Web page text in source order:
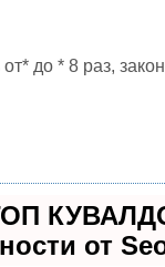
до * 8 раз,
от